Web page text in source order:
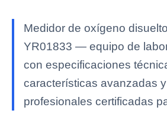
Medidor de oxígeno
YR01833 — equipo de
con especificaciones
características avanzadas
profesionales certificadas